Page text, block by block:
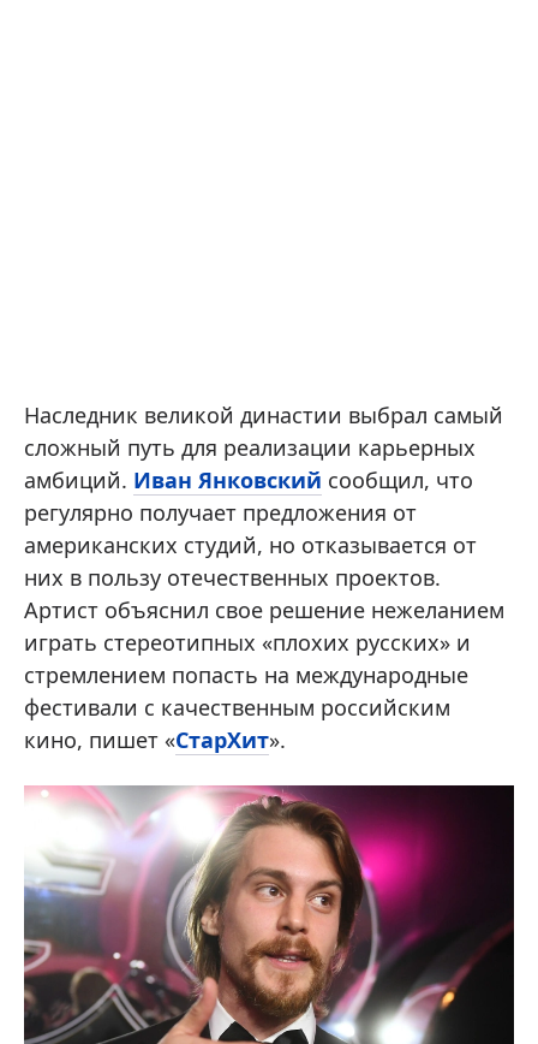
Наследник великой династии выбрал самый
сложный путь для реализации карьерных
амбиций. Иван Янковский сообщил, что
регулярно получает предложения от
американских студий, но отказывается от
них в пользу отечественных проектов.
Артист объяснил свое решение нежеланием
играть стереотипных «плохих русских» и
стремлением попасть на международные
фестивали с качественным российским
кино, пишет «СтарХит».